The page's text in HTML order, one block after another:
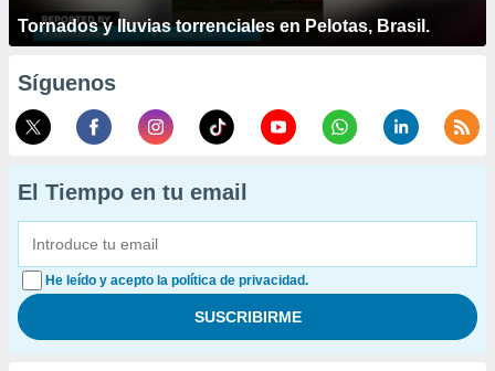
Tornados y lluvias torrenciales en Pelotas, Brasil.
Síguenos
El Tiempo en tu email
He leído y acepto la política de privacidad.